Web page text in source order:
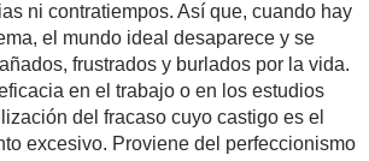
ni contratiempos. Así que, cuando hay
el mundo ideal desaparece y se
frustrados y burlados por la vida.
en el trabajo o en los estudios
del fracaso cuyo castigo es el
excesivo. Proviene del perfeccionismo